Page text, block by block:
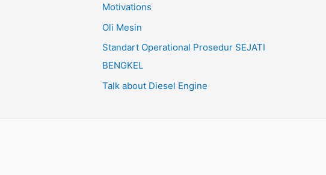
Motivations
Oli Mesin
Standart Operational Prosedur SEJATI
BENGKEL
Talk about Diesel Engine